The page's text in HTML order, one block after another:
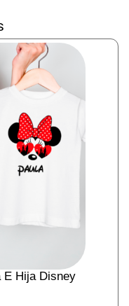
E Hija Disney